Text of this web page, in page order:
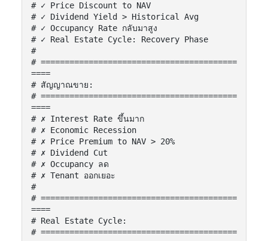
# ✓ Price Discount to NAV
# ✓ Dividend Yield > Historical Avg
# ✓ Occupancy Rate กลับมาสูง
# ✓ Real Estate Cycle: Recovery Phase
#
# =========================================
====
# สัญญาณขาย:
# =========================================
====
# ✗ Interest Rate ขึ้นมาก
# ✗ Economic Recession
# ✗ Price Premium to NAV > 20%
# ✗ Dividend Cut
# ✗ Occupancy ลด
# ✗ Tenant ออกเยอะ
#
# =========================================
====
# Real Estate Cycle:
# =========================================